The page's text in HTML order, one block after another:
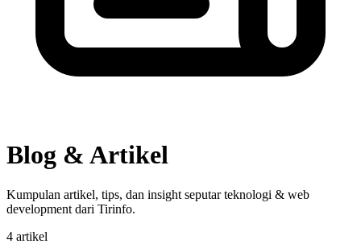
Blog & Artikel
Kumpulan artikel, tips, dan insight seputar teknologi & web
development dari Tirinfo.
4 artikel